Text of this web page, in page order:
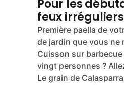
structure dense
de vingt à vingt-cinq
s’effondrer.
Évitez ici les variétés
Vous obtiendriez une
plus rien à voir avec
cherchez.